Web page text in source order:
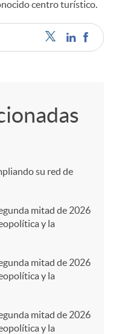
centro turístico.
su red de
mitad de 2026
y la
mitad de 2026
y la
mitad de 2026
y la